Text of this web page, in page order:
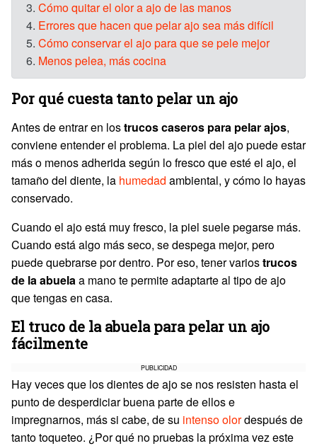
3. Cómo quitar el olor a ajo de las manos
4. Errores que hacen que pelar ajo sea más difícil
5. Cómo conservar el ajo para que se pele mejor
6. Menos pelea, más cocina
Por qué cuesta tanto pelar un ajo
Antes de entrar en lostrucos caseros para pelar ajos,
conviene entender el problema. La piel del ajo puede estar
más o menos adherida según lo fresco que esté el ajo, el
tamaño del diente, la humedad ambiental, y cómo lo hayas
conservado.
Cuando el ajo está muy fresco, la piel suele pegarse más.
Cuando está algo más seco, se despega mejor, pero
puede quebrarse por dentro. Por eso, tener variostrucos
de la abuelaa mano te permite adaptarte al tipo de ajo
que tengas en casa.
El truco de la abuela para pelar un ajo
fácilmente
PUBLICIDAD
Hay veces que los dientes de ajo se nos resisten hasta el
punto de desperdiciar buena parte de ellos e
impregnarnos, más si cabe, de su intenso olordespués de
tanto toqueteo. ¿Por qué no pruebas la próxima vez este